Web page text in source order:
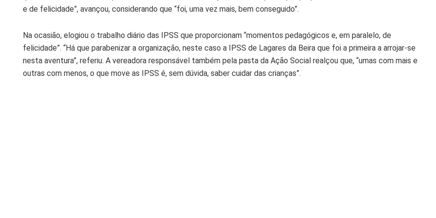
e de felicidade”, avançou, considerando que “foi, uma vez mais, bem conseguido”.
Na ocasião, elogiou o trabalho diário das IPSS que proporcionam “momentos pedagógicos e, em paralelo, de
felicidade”. “Há que parabenizar a organização, neste caso a IPSS de Lagares da Beira que foi a primeira a arrojar-se
nesta aventura”, referiu. A vereadora responsável também pela pasta da Ação Social realçou que, “umas com mais e
outras com menos, o que move as IPSS é, sem dúvida, saber cuidar das crianças”.